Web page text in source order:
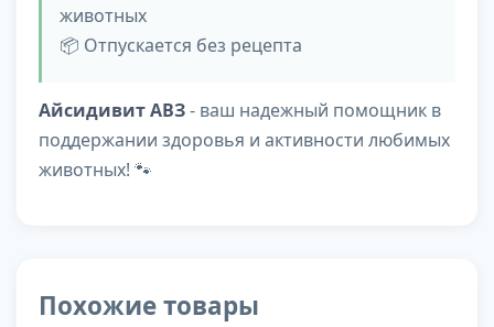
животных
📦 Отпускается без рецепта
Айсидивит АВЗ- ваш надежный помощник в
поддержании здоровья и активности любимых
животных! 🐾
Похожие товары